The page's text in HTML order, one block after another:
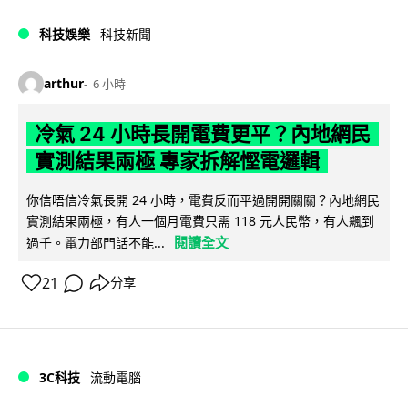
科技娛樂 科技新聞
arthur 6 小時
冷氣 24 小時長開電費更平？內地網民
實測結果兩極 專家拆解慳電邏輯
你信唔信冷氣長開 24 小時，電費反而平過開開關關？內地網民
實測結果兩極，有人一個月電費只需 118 元人民幣，有人飆到
過千。電力部門話不能...
閱讀全文
21 分享
3C科技 流動電腦